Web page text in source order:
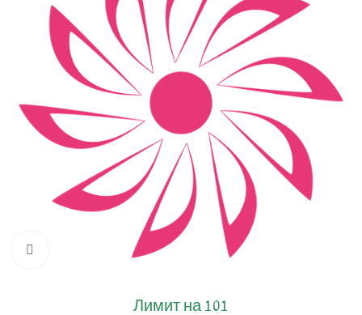
Нажмите, чтобы увеличить изображение
Лимит на 101